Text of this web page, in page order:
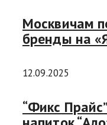
Москвичам
бренды на
12.09.2025
“Фикс